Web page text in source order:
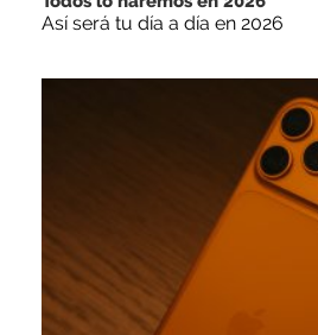
Así será tu día a día en 2026